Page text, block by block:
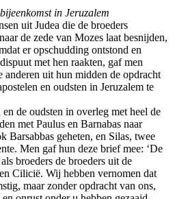
in Jeruzalem
uit Judea die de broeders
de zede van Mozes laat besnijden,
er opschudding ontstond en
met hen raakten, gaf men
anderen uit hun midden de opdracht
en oudsten in Jeruzalem te
de oudsten in overleg met heel de
met Paulus en Barnabas naar
Barsabbas geheten, en Silas, twee
Men gaf hun deze brief mee: ‘De
broeders de broeders uit de
Cilicië. Wij hebben vernomen dat
maar zonder opdracht van ons,